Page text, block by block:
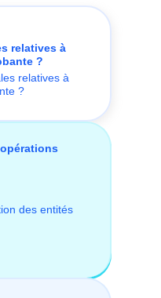
relatives à
?
relatives à
?
des entités